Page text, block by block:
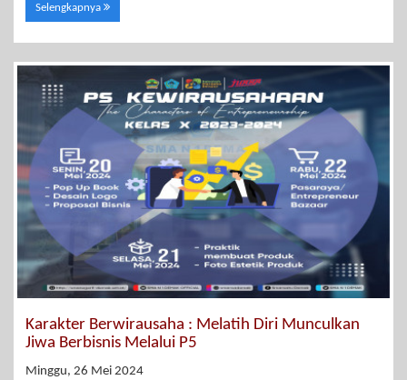
Selengkapnya
Karakter Berwirausaha : Melatih Diri Munculkan
Jiwa Berbisnis Melalui P5
Minggu, 26 Mei 2024